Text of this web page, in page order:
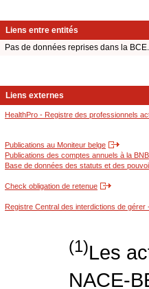
Liens entre entités
Pas de données reprises dans la BCE.
Liens externes
HealthPro - Registre des professionnels
Publications au Moniteur belge
Publications des comptes annuels à la BNB
Base de données des statuts et des
Check obligation de retenue
Registre Central des interdictions de gérer
(1)Les
NACE-